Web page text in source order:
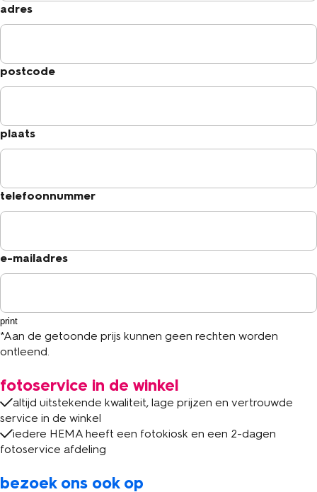
adres
postcode
plaats
telefoonnummer
e-mailadres
print
*Aan de getoonde prijs kunnen geen rechten worden
ontleend.
fotoservice in de winkel
altijd uitstekende kwaliteit, lage prijzen en vertrouwde
service in de winkel
iedere HEMA heeft een fotokiosk en een 2-dagen
fotoservice afdeling
bezoek ons ook op